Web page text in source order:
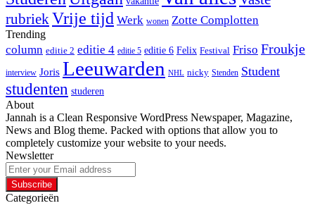
rubriekVrije tijd Werk wonen Zotte Complotten
Trending
column editie 2 editie 4 editie 5 editie 6 Felix Festival Friso Froukje
interview Joris Leeuwarden NHL nicky Stenden Student
studenten studeren
About
Jannah is a Clean Responsive WordPress Newspaper, Magazine,
News and Blog theme. Packed with options that allow you to
completely customize your website to your needs.
Newsletter
Enter
your
Email
address
Categorieën